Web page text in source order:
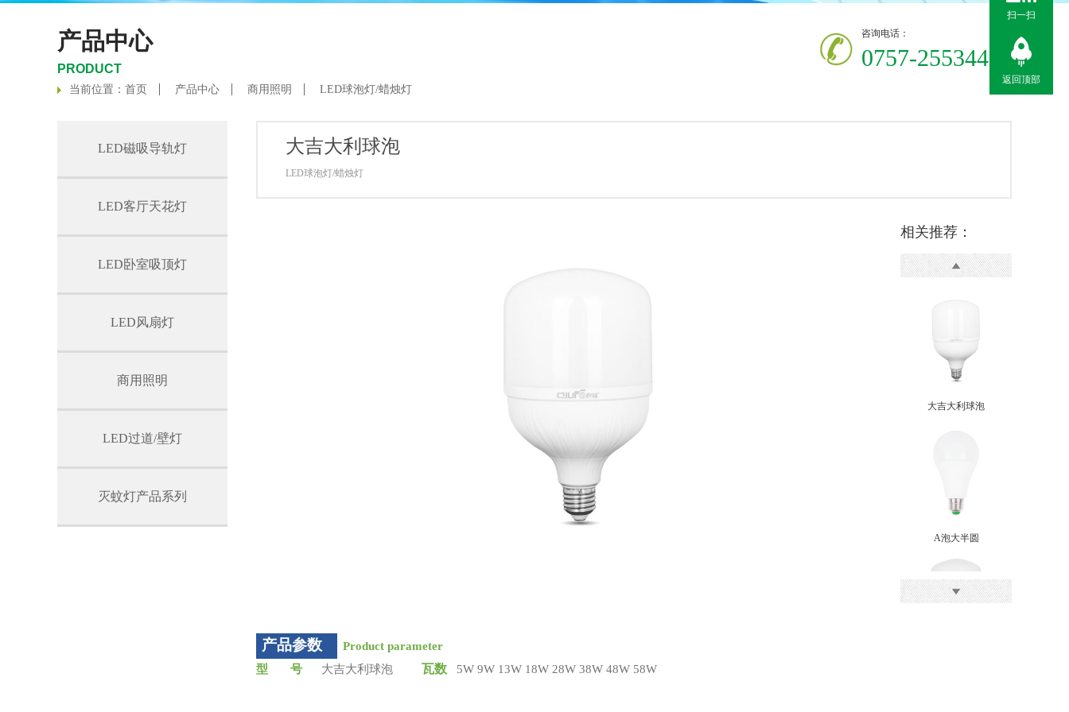
1 2 3 4 5
产品中心
PRODUCT
当前位置： 首页 产品中心 商用照明 LED球泡灯/蜡烛灯
咨询电话：
0757-25534411
LED磁吸导轨灯
LED客厅天花灯
LED卧室吸顶灯
LED风扇灯
商用照明
LED过道/壁灯
灭蚊灯产品系列
大吉大利球泡
LED球泡灯/蜡烛灯
相关推荐：
大吉大利球泡
A泡大半圆
产品参数
Product parameter
型 号 大吉大利球泡 瓦数 5W 9W 13W 18W 28W 38W 48W 58W
扫一扫
返回顶部